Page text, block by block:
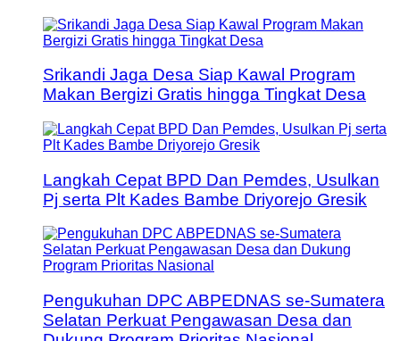
Srikandi Jaga Desa Siap Kawal Program
Makan Bergizi Gratis hingga Tingkat Desa
Langkah Cepat BPD Dan Pemdes, Usulkan
Pj serta Plt Kades Bambe Driyorejo Gresik
Pengukuhan DPC ABPEDNAS se-Sumatera
Selatan Perkuat Pengawasan Desa dan